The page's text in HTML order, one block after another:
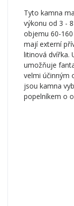
Tyto kamna
výkonu od 3 -
objemu 60-
mají externí
litinová dvířka.
umožňuje
velmi účinným
jsou kamna
popelníkem o